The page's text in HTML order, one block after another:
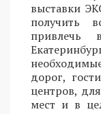
выставки
получить
привлечь
дорог,
центров,
мест и в